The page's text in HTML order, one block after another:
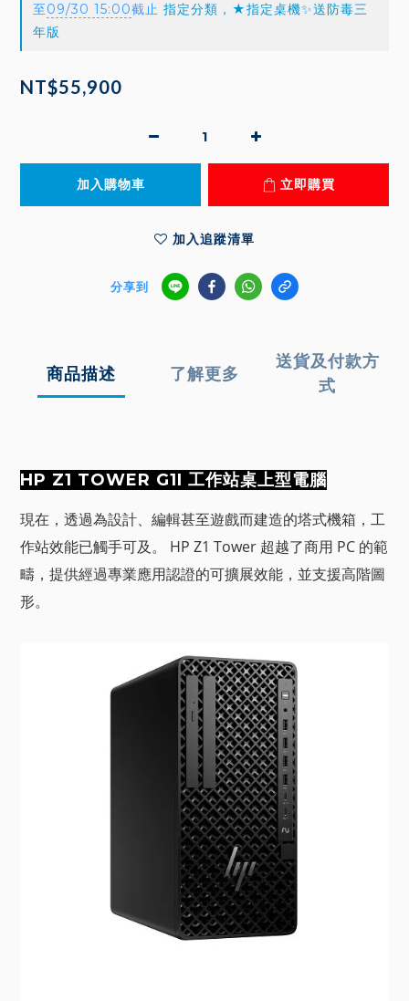
至09/30 15:00截止 指定分類，★指定桌機✨送防毒三
年版
NT$55,900
加入購物車 立即購買
加入追蹤清單
分享到
商品描述 了解更多
送貨及付款方
式
HP Z1 TOWER G1I 工作站桌上型電腦
現在，透過為設計、編輯甚至遊戲而建造的塔式機箱，工
作站效能已觸手可及。 HP Z1 Tower 超越了商用 PC 的範
疇，提供經過專業應用認證的可擴展效能，並支援高階圖
形。